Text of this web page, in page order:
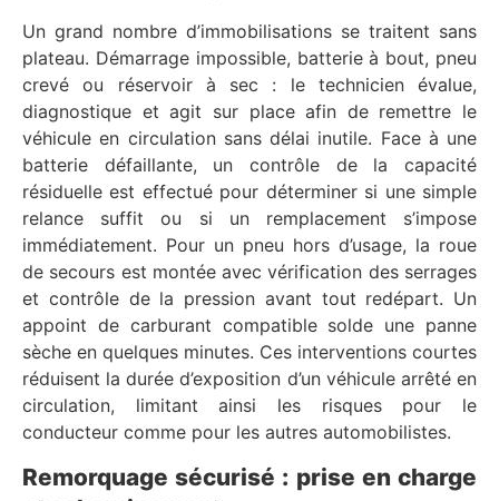
Un grand nombre d’immobilisations se traitent sans
plateau. Démarrage impossible, batterie à bout, pneu
crevé ou réservoir à sec : le technicien évalue,
diagnostique et agit sur place afin de remettre le
véhicule en circulation sans délai inutile. Face à une
batterie défaillante, un contrôle de la capacité
résiduelle est effectué pour déterminer si une simple
relance suffit ou si un remplacement s’impose
immédiatement. Pour un pneu hors d’usage, la roue
de secours est montée avec vérification des serrages
et contrôle de la pression avant tout redépart. Un
appoint de carburant compatible solde une panne
sèche en quelques minutes. Ces interventions courtes
réduisent la durée d’exposition d’un véhicule arrêté en
circulation, limitant ainsi les risques pour le
conducteur comme pour les autres automobilistes.
Remorquage sécurisé : prise en charge